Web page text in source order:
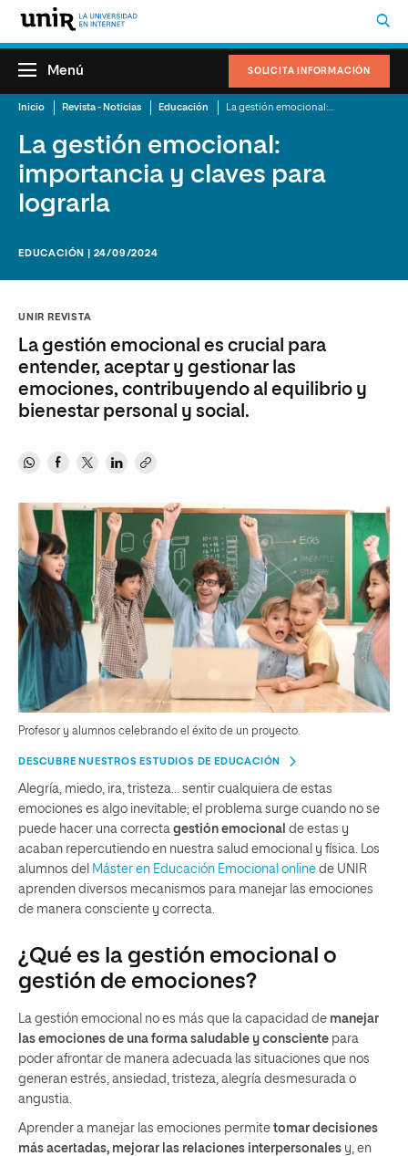
SOLICITA INFORMACIÓN
Menú
Inicio Revista - Noticias Educación
La gestión emocional:
importancia y claves para
lograrla
EDUCACIÓN | 24/09/2024
UNIR REVISTA
La gestión emocional es crucial para
entender, aceptar y gestionar las
emociones, contribuyendo al equilibrio y
bienestar personal y social.
Profesor y alumnos celebrando el éxito de un proyecto.
DESCUBRE NUESTROS ESTUDIOS DE EDUCACIÓN
Alegría, miedo, ira, tristeza… sentir cualquiera de estas
emociones es algo inevitable; el problema surge cuando no se
puede hacer una correcta gestión emocional de estas y
acaban repercutiendo en nuestra salud emocional y física. Los
alumnos del Máster en Educación Emocional online de UNIR
aprenden diversos mecanismos para manejar las emociones
de manera consciente y correcta.
¿Qué es la gestión emocional o
gestión de emociones?
La gestión emocional no es más que la capacidad de manejar
las emociones de una forma saludable y consciente para
poder afrontar de manera adecuada las situaciones que nos
generan estrés, ansiedad, tristeza, alegría desmesurada o
angustia.
Aprender a manejar las emociones permite tomar decisiones
más acertadas, mejorar las relaciones interpersonales y, en